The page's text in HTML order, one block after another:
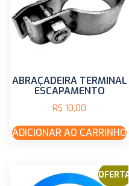
ABRAÇADEIRA TERMINAL
ESCAPAMENTO
R$ 10,00
ADICIONAR AO CARRINHO
OFERTA!